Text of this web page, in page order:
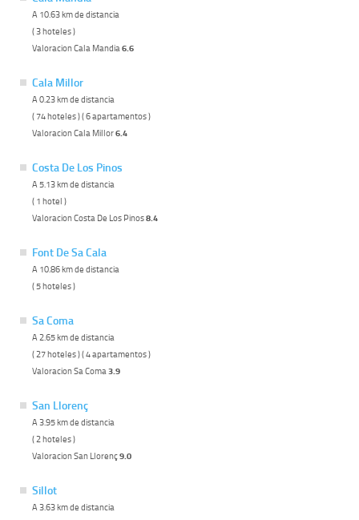
A 10.63 km de distancia
( 3 hoteles )
Valoracion Cala Mandia 6.6
Cala Millor
A 0.23 km de distancia
( 74 hoteles ) ( 6 apartamentos )
Valoracion Cala Millor6.4
Costa De Los Pinos
A 5.13 km de distancia
( 1 hotel )
Valoracion Costa De Los Pinos8.4
Font De Sa Cala
A 10.86 km de distancia
( 5 hoteles )
Sa Coma
A 2.65 km de distancia
( 27 hoteles ) ( 4 apartamentos )
Valoracion Sa Coma 3.9
San Llorenç
A 3.95 km de distancia
( 2 hoteles )
Valoracion San Llorenç9.0
Sillot
A 3.63 km de distancia